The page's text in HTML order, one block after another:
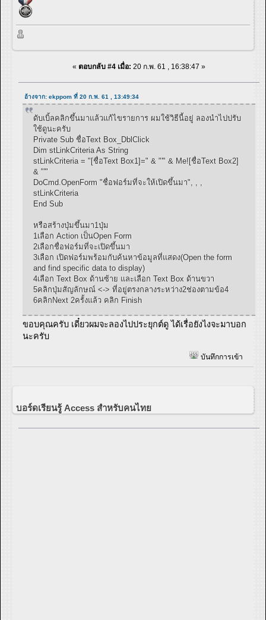
« ตอบกลับ #4 เมื่อ: 20 ก.พ. 61 , 16:38:47 »
อ้างจาก: ekppom ที่ 20 ก.พ. 61 , 13:49:34
ดับเบิ้ลคลิกขึ้นมาแล้วแก้ไขรายการ ผมใช้วิธีนี้อยู่ ลองนำไปปรับ
ใช้ดูนะครับ
Private Sub ชื่อText Box_DblClick
Dim stLinkCriteria As String
stLinkCriteria = "[ชื่อText Box1]=" & "'" & Me![ชื่อText Box2]
& "'"
DoCmd.OpenForm "ชื่อฟอร์มที่จะให้เปิดขึ้นมา", , ,
stLinkCriteria
End Sub
หรือสร้างปุ่มขึ้นมา1ปุ่ม
1เลือก Action เป็นOpen Form
2เลือกชื่อฟอร์มที่จะเปิดขึ้นมา
3เลือก เปิดฟอร์มพร้อมกับค้นหาข้อมูลที่แสดง(Open the form
and find specific data to display)
4เลือก Text Box ด้านซ้าย และเลือก Text Box ด้านขวา
5คลิกปุ่มสัญลักษณ์ <-> ที่อยู่ตรงกลางระหว่าง2ช่องตามข้อ4
6คลิกNext 2ครั้งแล้ว คลิก Finish
ขอบคุณครับ เดี๋ยวผมจะลองไปประยุกต์ดู ได้เรื่อยังไงจะมาบอก
นะครับ
บันทึกการเข้า
บอร์ดเรียนรู้ Access สำหรับคนไทย